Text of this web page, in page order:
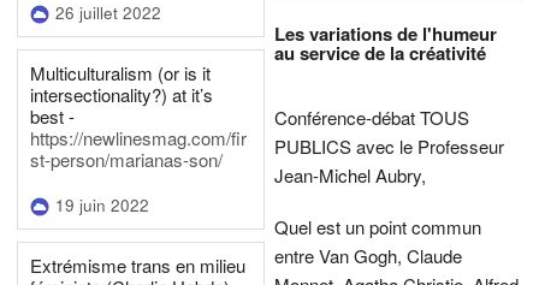
26 juillet 2022
Multiculturalism (or is it
intersectionality?) at it’s
best -
https://newlinesmag.com/fir
st-person/marianas-son/
19 juin 2022
Extrémisme trans en milieu
Les variations de l'humeur
au service de la créativité
Conférence-débat TOUS
PUBLICS avec le Professeur
Jean-Michel Aubry,
Quel est un point commun
entre Van Gogh, Claude